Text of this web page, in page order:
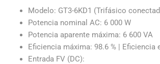
Modelo: GT3-6KD1 (Trifásico
Potencia nominal AC: 6 000 W
Potencia aparente máxima: 6 600 VA
Eficiencia máxima: 98.6 % | Eficiencia
Entrada FV (DC):